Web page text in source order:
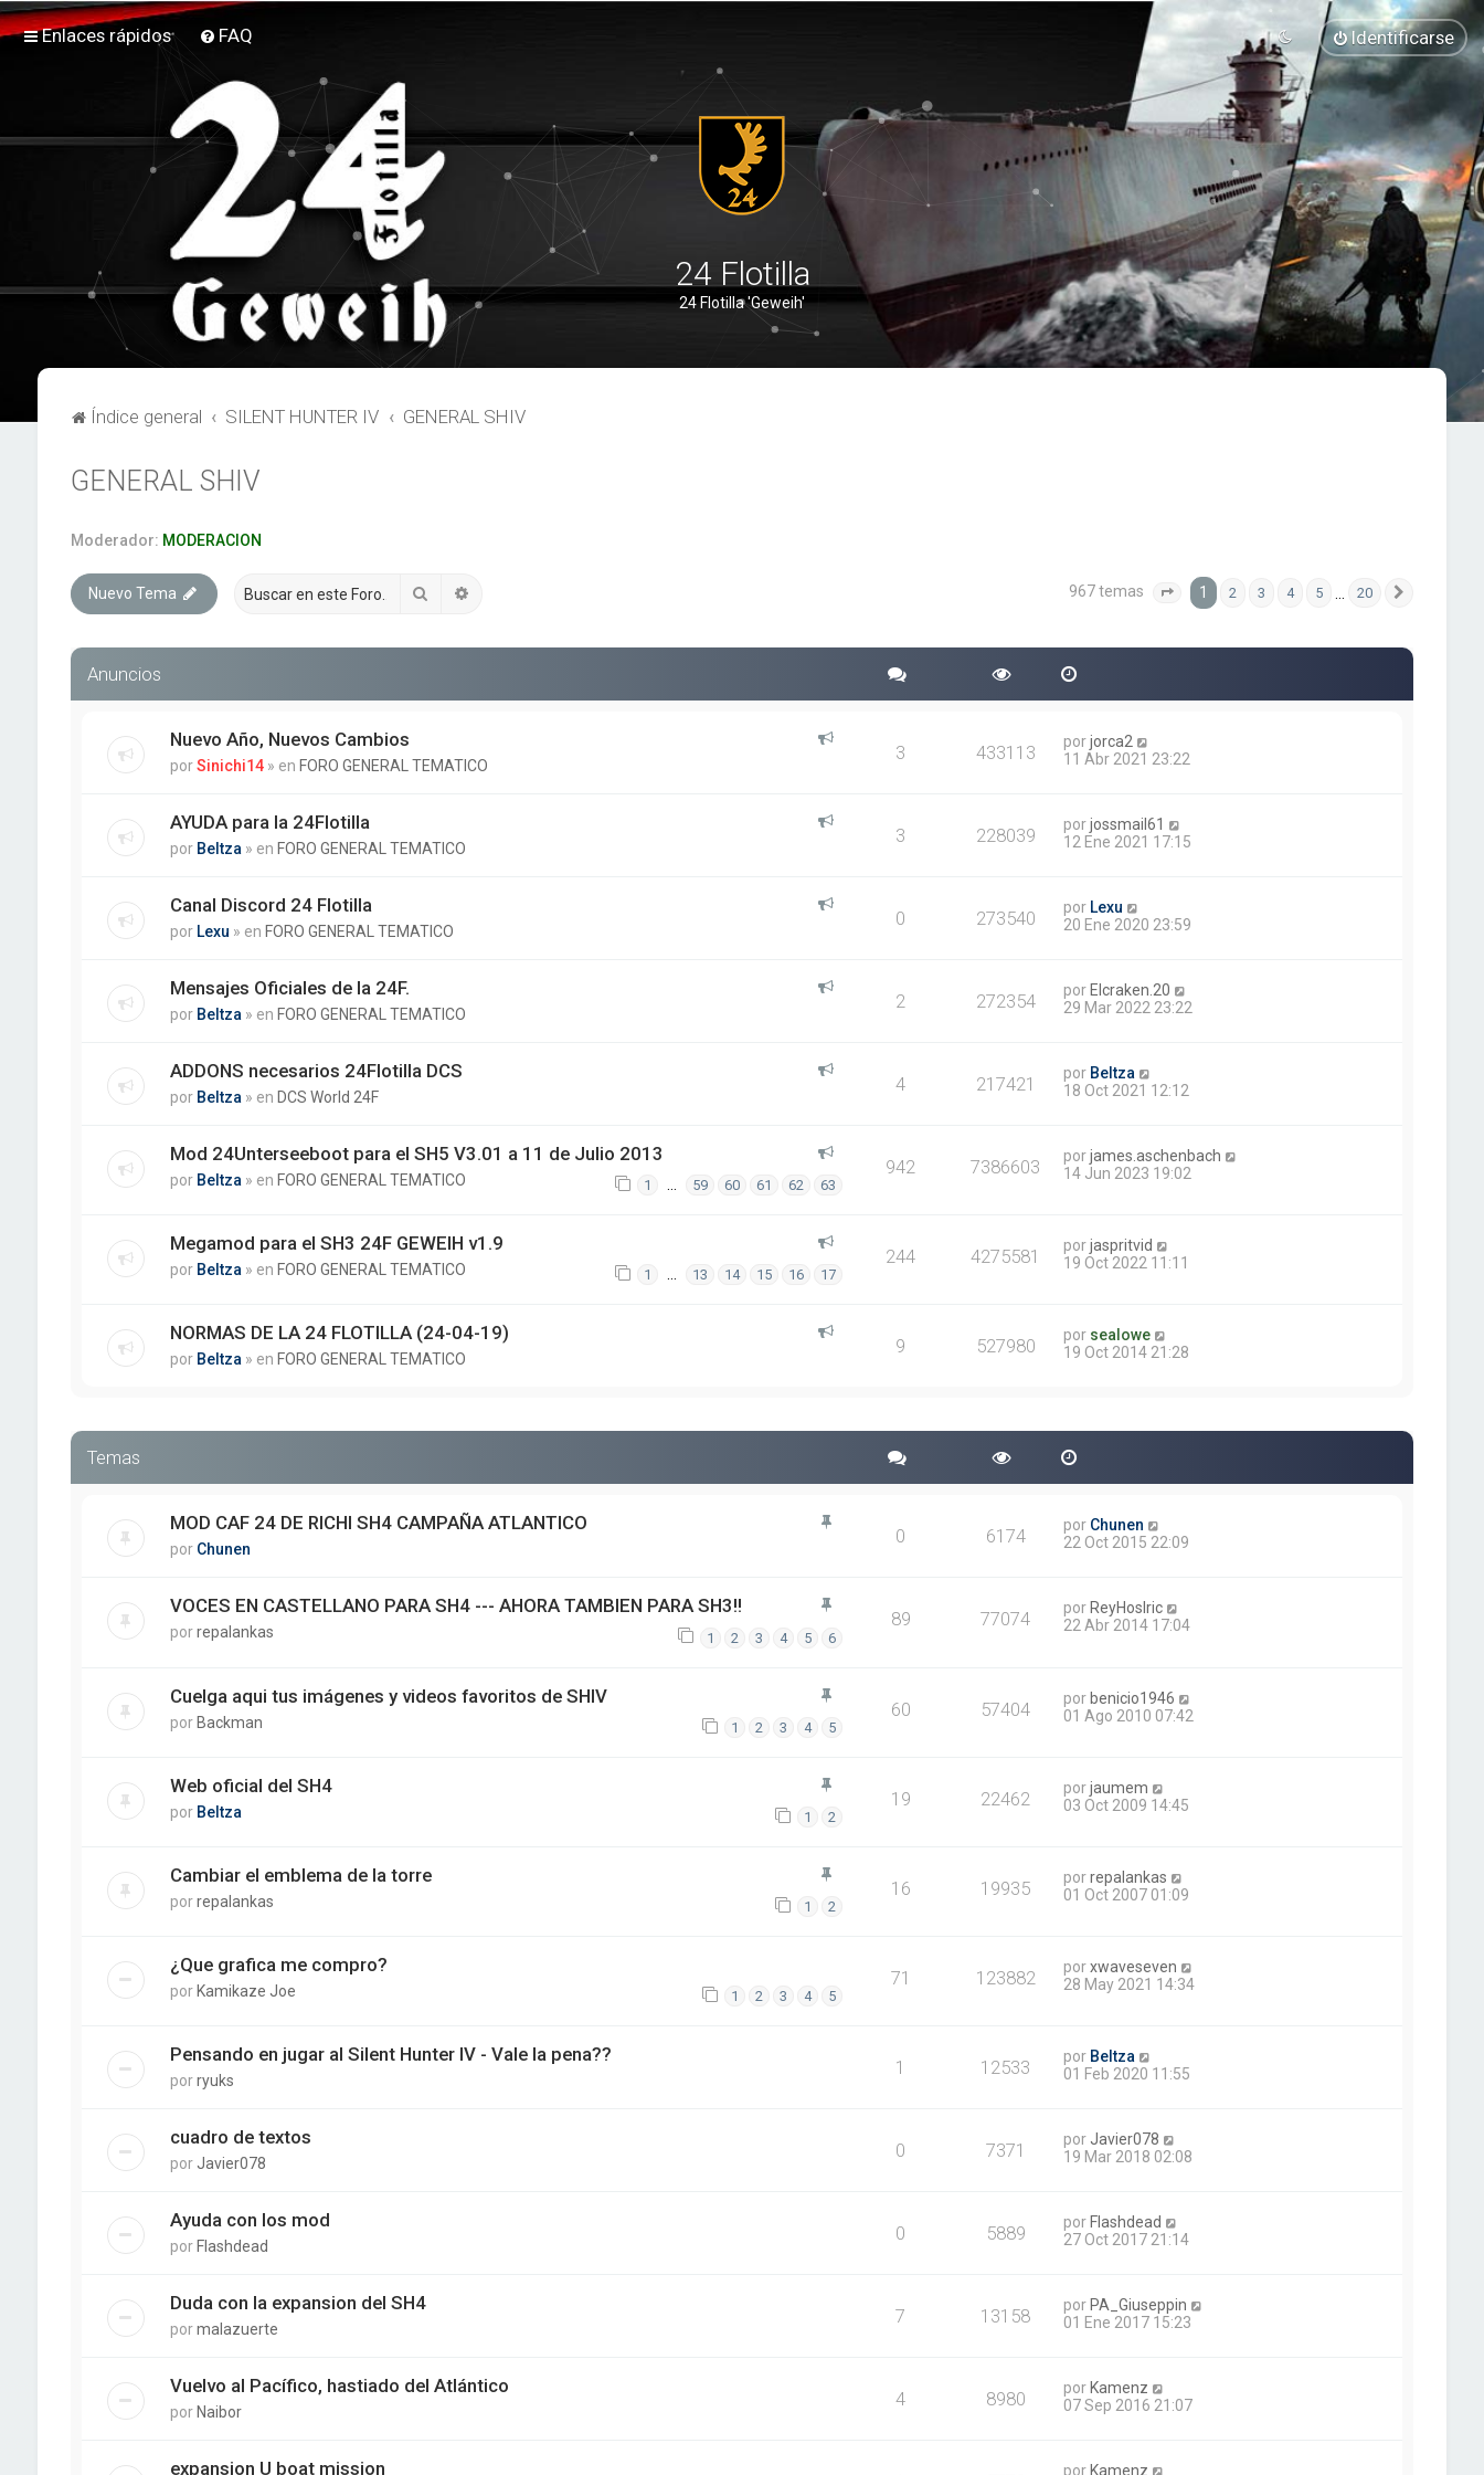
Enlaces rápidos FAQ Identificarse
24 Flotilla
24 Flotilla 'Geweih'
Índice general SILENT HUNTER IV GENERAL SHIV
GENERAL SHIV
Moderador: MODERACION
Nuevo Tema Buscar 967 temas Página 1de 20
1 2 3 4 5 20
Anuncios
Nuevo Año, Nuevos Cambios
porSinichi14 » en FORO GENERAL TEMATICO
3 433113 porjorca2
11 Abr 2021 23:22
AYUDA para la 24Flotilla
por Beltza » en FORO GENERAL TEMATICO
3 228039 porjossmail61
12 Ene 2021 17:15
Canal Discord 24 Flotilla
por Lexu » en FORO GENERAL TEMATICO
0 273540 por Lexu
20 Ene 2020 23:59
Mensajes Oficiales de la 24F.
por Beltza » en FORO GENERAL TEMATICO
2 272354 por Elcraken.20
29 Mar 2022 23:22
ADDONS necesarios 24Flotilla DCS
por Beltza » en DCS World 24F
4 217421 por Beltza
18 Oct 2021 12:12
Mod 24Unterseeboot para el SH5 V3.01 a 11 de Julio 2013
por Beltza » en FORO GENERAL TEMATICO 1 … 59 60 61 62 63
942 7386603 porjames.aschenbach
14 Jun 2023 19:02
Megamod para el SH3 24F GEWEIH v1.9
por Beltza » en FORO GENERAL TEMATICO 1 … 13 14 15 16 17
244 4275581 porjaspritvid
19 Oct 2022 11:11
NORMAS DE LA 24 FLOTILLA (24-04-19)
por Beltza » en FORO GENERAL TEMATICO
9 527980 por sealowe
19 Oct 2014 21:28
Temas
MOD CAF 24 DE RICHI SH4 CAMPAÑA ATLANTICO
por Chunen
0 6174 por Chunen
22 Oct 2015 22:09
VOCES EN CASTELLANO PARA SH4 --- AHORA TAMBIEN PARA SH3!!
porrepalankas 1 2 3 4 5 6
89 77074 por ReyHoslric
22 Abr 2014 17:04
Cuelga aqui tus imágenes y videos favoritos de SHIV
porBackman 1 2 3 4 5
60 57404 porbenicio1946
01 Ago 2010 07:42
Web oficial del SH4
por Beltza 1 2
19 22462 porjaumem
03 Oct 2009 14:45
Cambiar el emblema de la torre
porrepalankas 1 2
16 19935 porrepalankas
01 Oct 2007 01:09
¿Que grafica me compro?
por Kamikaze Joe 1 2 3 4 5
71 123882 porxwaveseven
28 May 2021 14:34
Pensando en jugar al Silent Hunter IV - Vale la pena??
porryuks
1 12533 por Beltza
01 Feb 2020 11:55
cuadro de textos
por Javier078
0 7371 por Javier078
19 Mar 2018 02:08
Ayuda con los mod
por Flashdead
0 5889 por Flashdead
27 Oct 2017 21:14
Duda con la expansion del SH4
pormalazuerte
7 13158 por PA_Giuseppin
01 Ene 2017 15:23
Vuelvo al Pacífico, hastiado del Atlántico
por Naibor
4 8980 por Kamenz
07 Sep 2016 21:07
expansion U boat mission por Kamenz